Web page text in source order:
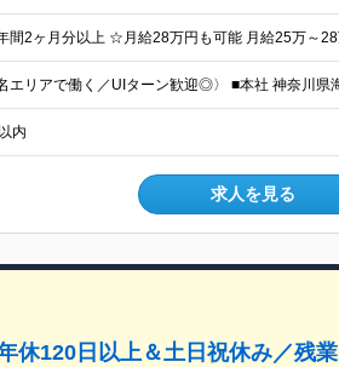
内
求人を見る
休120日以上＆土日祝休み／残